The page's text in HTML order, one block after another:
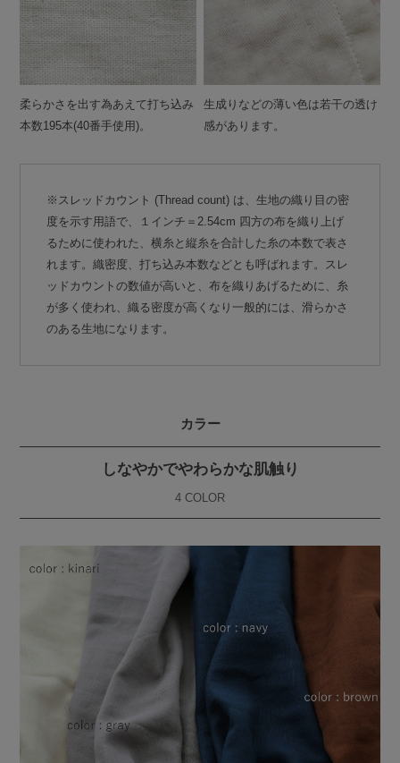
柔らかさを出す為あえて打ち込み
本数195本(40番手使用)。
生成りなどの薄い色は若干の透け
感があります。
※スレッドカウント (Thread count) は、生地の織り目の密
度を示す用語で、１インチ＝2.54cm 四方の布を織り上げ
るために使われた、横糸と縦糸を合計した糸の本数で表さ
れます。織密度、打ち込み本数などとも呼ばれます。スレ
ッドカウントの数値が高いと、布を織りあげるために、糸
が多く使われ、織る密度が高くなり一般的には、滑らかさ
のある生地になります。
カラー
しなやかでやわらかな肌触り
4 COLOR